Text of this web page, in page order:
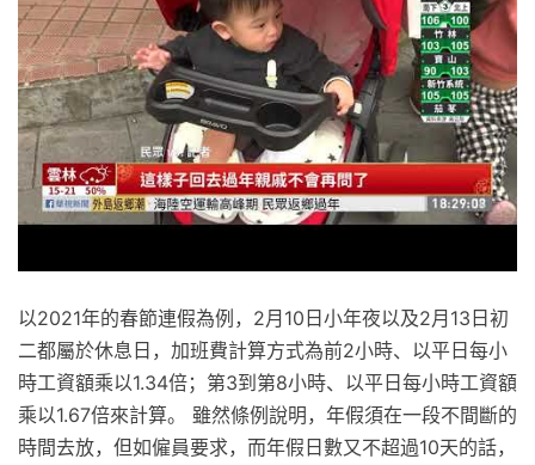
以2021年的春節連假為例，2月10日小年夜以及2月13日初
二都屬於休息日，加班費計算方式為前2小時、以平日每小
時工資額乘以1.34倍；第3到第8小時、以平日每小時工資額
乘以1.67倍來計算。 雖然條例說明，年假須在一段不間斷的
時間去放，但如僱員要求，而年假日數又不超過10天的話，